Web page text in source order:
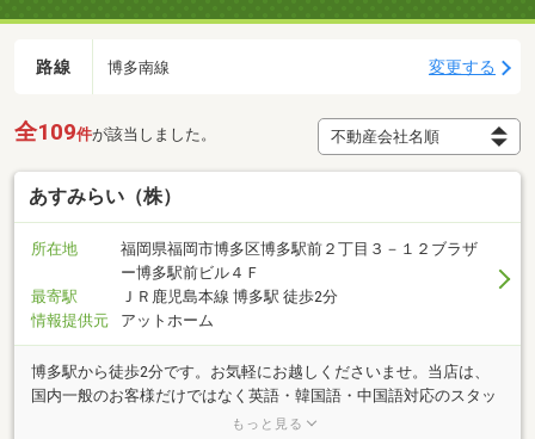
路線 博多南線 変更する
全109件が該当しました。
あすみらい（株）
所在地
福岡県福岡市博多区博多駅前２丁目３－１２ブラザ
ー博多駅前ビル４Ｆ
最寄駅
ＪＲ鹿児島本線 博多駅 徒歩2分
情報提供元
アットホーム
博多駅から徒歩2分です。お気軽にお越しくださいませ。当店は、
国内一般のお客様だけではなく英語・韓国語・中国語対応のスタッ
フも在籍。グローバルな不動産会社です！賃貸は仲介手数料不要の
もっと見る